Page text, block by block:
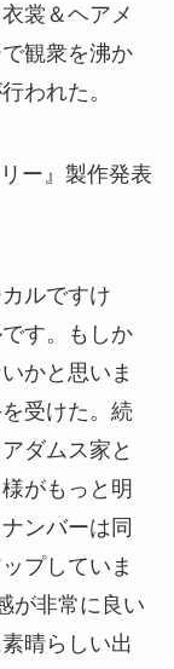
裳＆ヘアメ
観衆を沸か
われた。
ルですけ
す。もしか
かと思いま
受けた。続
ダムス家と
がもっと明
ンバーは同
プしていま
が非常に良い
晴らしい出